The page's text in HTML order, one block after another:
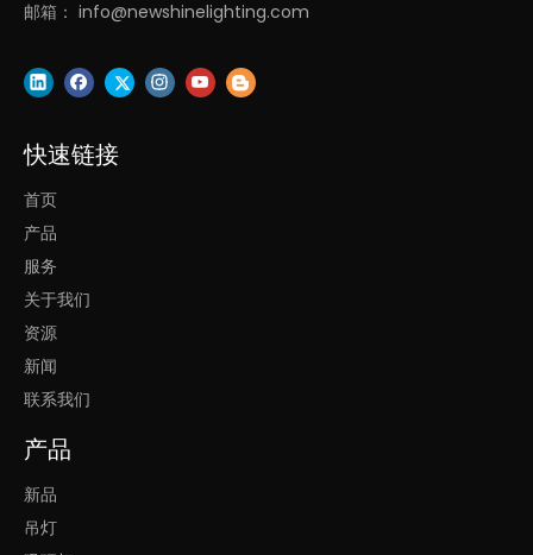
邮箱： info@newshinelighting.com
快速链接
首页
产品
服务
关于我们
资源
新闻
联系我们
产品
新品
吊灯